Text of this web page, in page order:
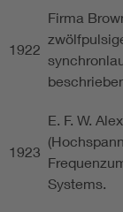
1922
Firma
1923
E. F. W.
Systems.